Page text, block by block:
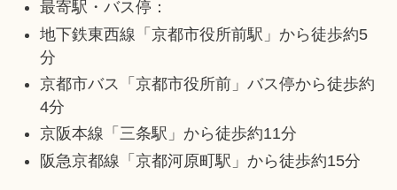
最寄駅・バス停：
地下鉄東西線「京都市役所前駅」から徒歩約5
分
京都市バス「京都市役所前」バス停から徒歩約
4分
京阪本線「三条駅」から徒歩約11分
阪急京都線「京都河原町駅」から徒歩約15分